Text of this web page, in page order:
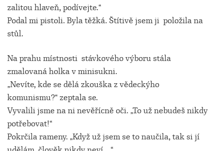
zalitou hlaveň, podívejte.“
Podal mi pistoli. Byla těžká. Štítivě jsem ji položila na
stůl.
Na prahu místnosti stávkového výboru stála
zmalovaná holka v minisukni.
„Nevíte, kde se dělá zkouška z vědeckýho
komunismu?“ zeptala se.
Vyvalili jsme na ni nevěřícně oči. „To už nebudeš nikdy
potřebovat!“
Pokrčila rameny. „Když už jsem se to naučila, tak si jí